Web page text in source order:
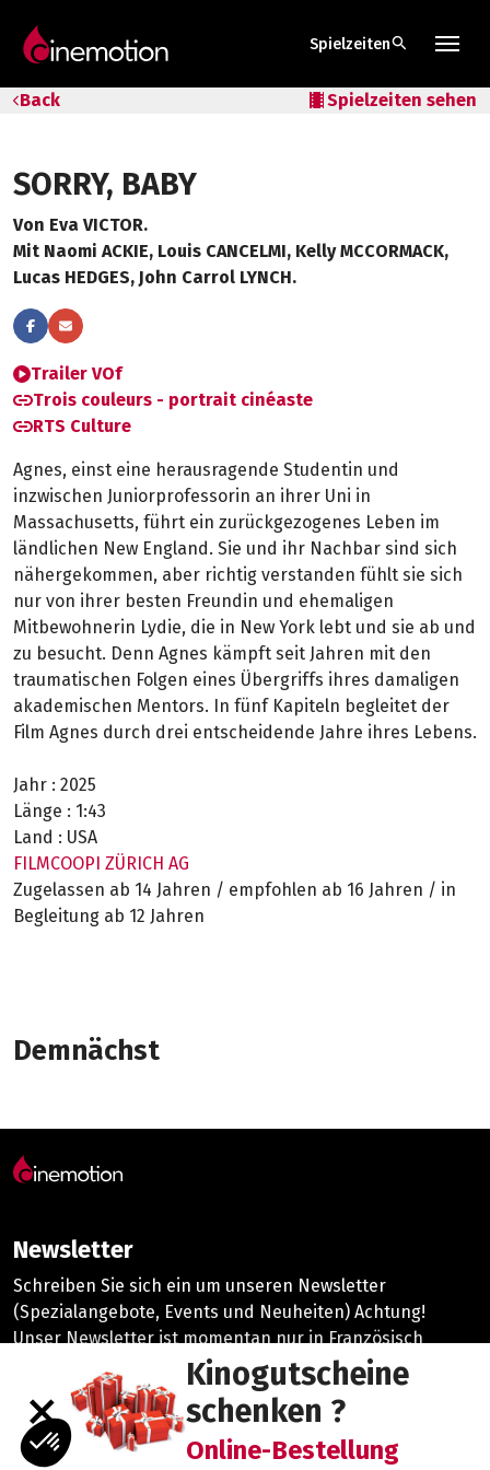
Spielzeitensearch
Back local_movies Spielzeiten sehen
SORRY, BABY
Von Eva VICTOR.
Mit Naomi ACKIE, Louis CANCELMI, Kelly MCCORMACK,
Lucas HEDGES, John Carrol LYNCH.
Trailer VOf
Trois couleurs - portrait cinéaste
RTS Culture
Agnes, einst eine herausragende Studentin und
inzwischen Juniorprofessorin an ihrer Uni in
Massachusetts, führt ein zurückgezogenes Leben im
ländlichen New England. Sie und ihr Nachbar sind sich
nähergekommen, aber richtig verstanden fühlt sie sich
nur von ihrer besten Freundin und ehemaligen
Mitbewohnerin Lydie, die in New York lebt und sie ab und
zu besucht. Denn Agnes kämpft seit Jahren mit den
traumatischen Folgen eines Übergriffs ihres damaligen
akademischen Mentors. In fünf Kapiteln begleitet der
Film Agnes durch drei entscheidende Jahre ihres Lebens.
Jahr : 2025
Länge : 1:43
Land : USA
FILMCOOPI ZÜRICH AG
Zugelassen ab 14 Jahren / empfohlen ab 16 Jahren / in
Begleitung ab 12 Jahren
Demnächst
Newsletter
Schreiben Sie sich ein um unseren Newsletter
(Spezialangebote, Events und Neuheiten) Achtung!
Unser Newsletter ist momentan nur in Französisch
©2026 cinemotion |Datenschutzrichtlinie
close
Kinogutscheine
schenken ?
Online-Bestellung
Geschenk-Gutschein
Tipps